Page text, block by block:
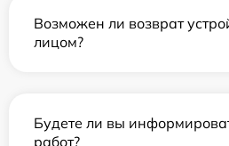
Возможен ли возврат
лицом?
Будете ли вы
работ?